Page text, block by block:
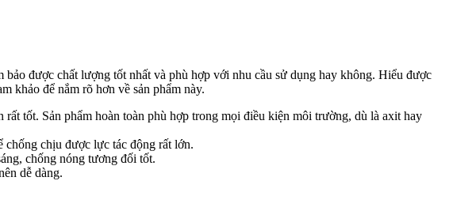
được chất lượng tốt nhất và phù hợp với nhu cầu sử dụng hay không. Hiểu được
khảo để nắm rõ hơn về sản phẩm này.
tốt. Sản phẩm hoàn toàn phù hợp trong mọi điều kiện môi trường, dù là axit hay
chịu được lực tác động rất lớn.
chống nóng tương đối tốt.
dễ dàng.